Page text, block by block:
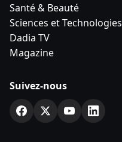
Santé & Beauté
Sciences et Technologies
Dadia TV
Magazine
Suivez-nous